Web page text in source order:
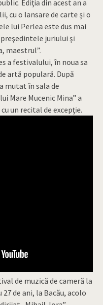
Ediţia din acest an a
cu o lansare de carte şi o
lui Perlea este dus mai
juriului şi
maestrul”.
a festivalului, în noua sa
artă populară. După
mutat în sala de
Mare Mucenic Mina” a
un recital de excepţie.
de muzică de cameră la
de ani, la Bacău, acolo